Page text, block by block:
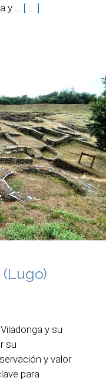
y … [ … ]
y su
su
y valor
para